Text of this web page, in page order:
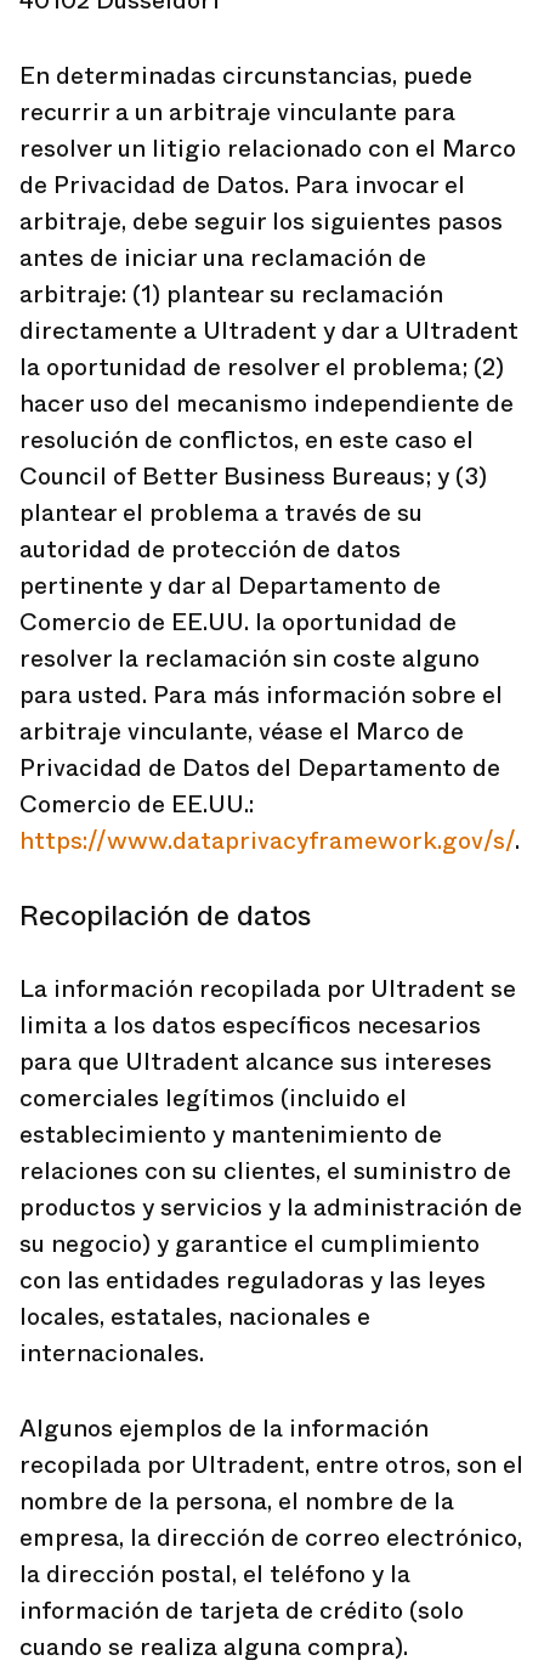
En determinadas circunstancias, puede
recurrir a un arbitraje vinculante para
resolver un litigio relacionado con el Marco
de Privacidad de Datos. Para invocar el
arbitraje, debe seguir los siguientes pasos
antes de iniciar una reclamación de
arbitraje: (1) plantear su reclamación
directamente a Ultradent y dar a Ultradent
la oportunidad de resolver el problema; (2)
hacer uso del mecanismo independiente de
resolución de conflictos, en este caso el
Council of Better Business Bureaus; y (3)
plantear el problema a través de su
autoridad de protección de datos
pertinente y dar al Departamento de
Comercio de EE.UU. la oportunidad de
resolver la reclamación sin coste alguno
para usted. Para más información sobre el
arbitraje vinculante, véase el Marco de
Privacidad de Datos del Departamento de
Comercio de EE.UU.:
https://www.dataprivacyframework.gov/s/.
Recopilación de datos
La información recopilada por Ultradent se
limita a los datos específicos necesarios
para que Ultradent alcance sus intereses
comerciales legítimos (incluido el
establecimiento y mantenimiento de
relaciones con su clientes, el suministro de
productos y servicios y la administración de
su negocio) y garantice el cumplimiento
con las entidades reguladoras y las leyes
locales, estatales, nacionales e
internacionales.
Algunos ejemplos de la información
recopilada por Ultradent, entre otros, son el
nombre de la persona, el nombre de la
empresa, la dirección de correo electrónico,
la dirección postal, el teléfono y la
información de tarjeta de crédito (solo
cuando se realiza alguna compra).